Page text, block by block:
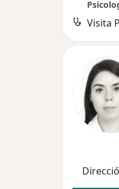
Visita